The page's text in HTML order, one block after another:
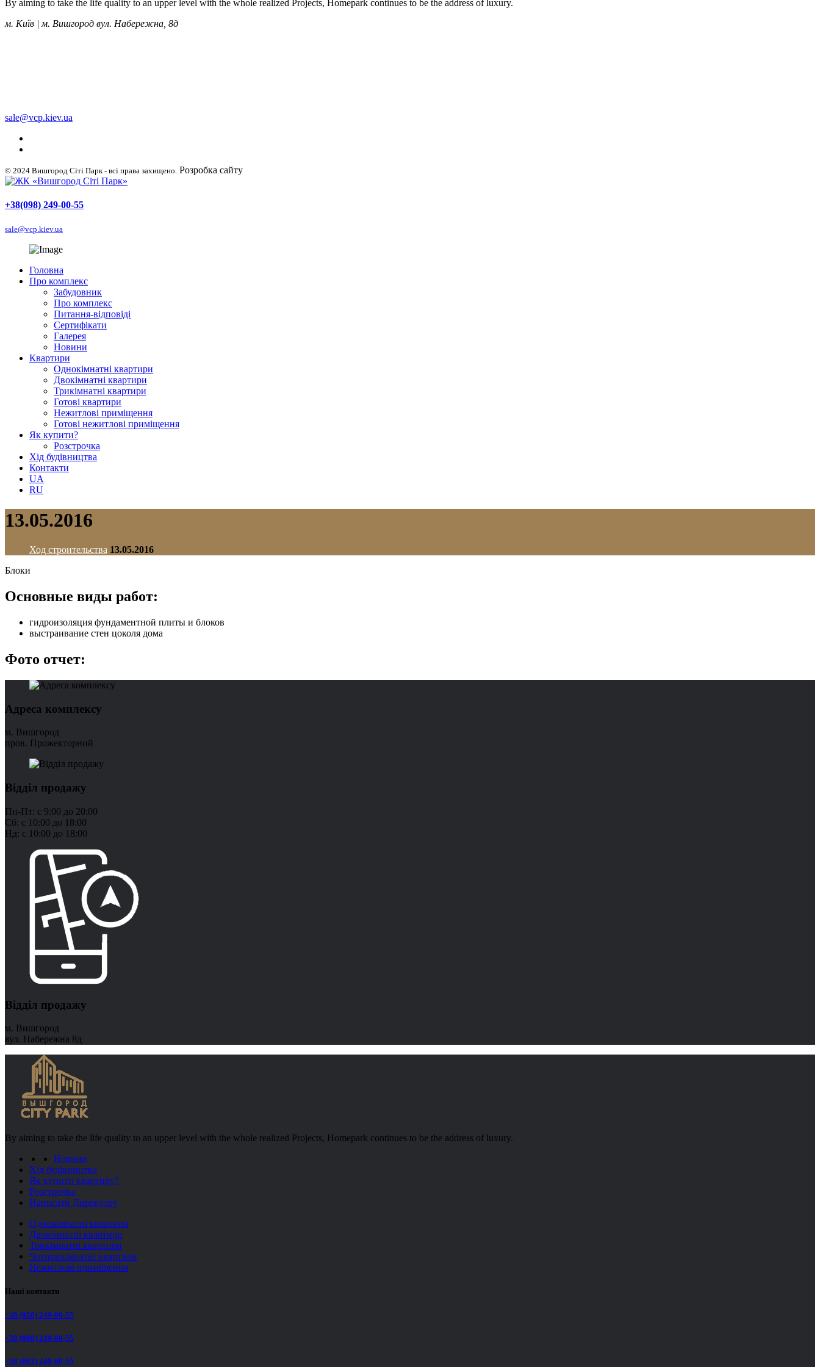
By aiming to take the life quality to an upper level with the whole realized Projects, Homepark continues to be the address of luxury.
м. Київ | м. Вишгород вул. Набережна, 8д
sale@vcp.kiev.ua
© 2024 Вишгород Сіті Парк - всі права захищено. Розробка сайту
+38(098) 249-00-55
sale@vcp.kiev.ua
Головна
Про комплекс
Забудовник
Про комплекс
Питання-відповіді
Сертифікати
Галерея
Новини
Квартири
Однокімнатні квартири
Двокімнатні квартири
Трикімнатні квартири
Готові квартири
Нежитлові приміщення
Готові нежитлові приміщення
Як купити?
Розстрочка
Хід будівництва
Контакти
UA
RU
13.05.2016
Ход строительства 13.05.2016
Блоки
Основные виды работ:
гидроизоляция фундаментной плиты и блоков
выстраивание стен цоколя дома
Фото отчет:
Адреса комплексу
м. Вишгород
пров. Прожекторний
Відділ продажу
Пн-Пт: с 9:00 до 20:00
Сб: с 10:00 до 18:00
Нд: с 10:00 до 18:00
Відділ продажу
м. Вишгород
вул. Набережна 8д
By aiming to take the life quality to an upper level with the whole realized Projects, Homepark continues to be the address of luxury.
Новини
Хід будівництва
Як купити квартиру?
Розстрочка
Написати Директору
Однокімнатні квартири
Двокімнатні квартири
Трикімнатні квартири
Чотирикімнатні квартири
Нежитлові приміщення
Наші контакти
+38 (050) 249-00-55
+38 (098) 249-00-55
+38 (063) 249-00-55